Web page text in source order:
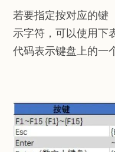
若要指定按对应的键
示字符，可以使用下
代码表示键盘上的一